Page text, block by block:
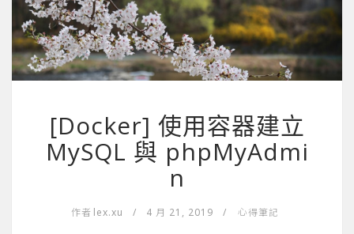
[Docker] 使用容器建立
MySQL 與 phpMyAdmi
n
作者 lex.xu / 4 月 21, 2019 / 心得筆記